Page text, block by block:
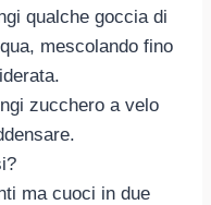
qualche goccia di
mescolando fino
zucchero a velo
ma cuoci in due